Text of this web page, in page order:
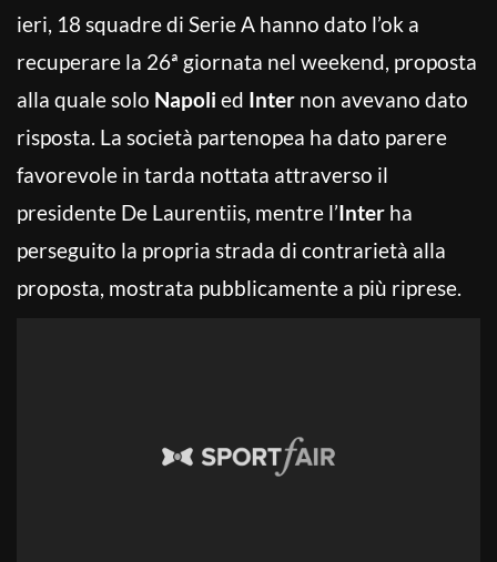
ieri, 18 squadre di Serie A hanno dato l’ok a
recuperare la 26ª giornata nel weekend, proposta
alla quale solo Napoli ed Inter non avevano dato
risposta. La società partenopea ha dato parere
favorevole in tarda nottata attraverso il
presidente De Laurentiis, mentre l’Inter ha
perseguito la propria strada di contrarietà alla
proposta, mostrata pubblicamente a più riprese.